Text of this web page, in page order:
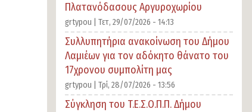
Πλατανόδασους Αργυροχωρίου
grtypou | Τετ, 29/07/2026 - 14:13
Συλλυπητήρια ανακοίνωση του Δήμου
Λαμιέων για τον αδόκητο θάνατο του
17χρονου συμπολίτη μας
grtypou | Τρί, 28/07/2026 - 13:56
Σύγκληση του T.E.Σ.Ο.Π.Π. Δήμου